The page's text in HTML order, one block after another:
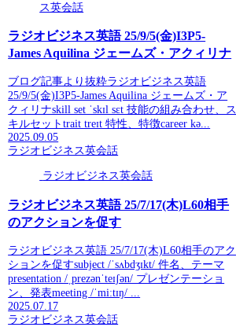
ス英会話
ラジオビジネス英語 25/9/5(金)I3P5-
James Aquilina ジェームズ・アクィリナ
ブログ記事より抜粋ラジオビジネス英語
25/9/5(金)I3P5-James Aquilina ジェームズ・ア
クィリナskill set ˈskɪl sɛt 技能の組み合わせ、ス
キルセットtrait treɪt 特性、特徴career kə...
2025.09.05
ラジオビジネス英会話
ラジオビジネス英会話
ラジオビジネス英語 25/7/17(木)L60相手
のアクションを促す
ラジオビジネス英語 25/7/17(木)L60相手のアク
ションを促すsubject /ˈsʌbdʒɪkt/ 件名、テーマ
presentation /ˌprezənˈteɪʃən/ プレゼンテーショ
ン、発表meeting /ˈmiːtɪŋ/ ...
2025.07.17
ラジオビジネス英会話